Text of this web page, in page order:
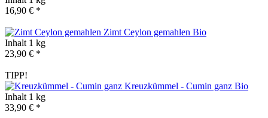
16,90 € *
Zimt Ceylon gemahlen Bio
Inhalt 1 kg
23,90 € *
TIPP!
Kreuzkümmel - Cumin ganz Bio
Inhalt 1 kg
33,90 € *